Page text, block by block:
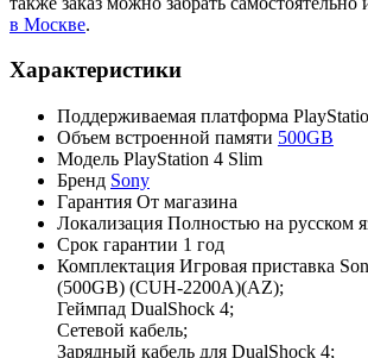
в Москве.
Характеристики
Поддерживаемая платформа
Объем встроенной памяти 500GB
Модель PlayStation 4 Slim
Бренд Sony
Гарантия От магазина
Локализация Полностью на русском
Срок гарантии 1 год
Комплектация Игровая приставка
(500GB) (CUH-2200A)(AZ);
Геймпад DualShock 4;
Сетевой кабель;
Зарядный кабель для DualShock 4;